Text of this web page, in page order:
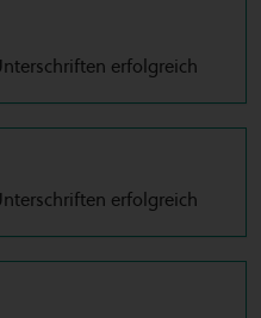
erfolgreich
erfolgreich